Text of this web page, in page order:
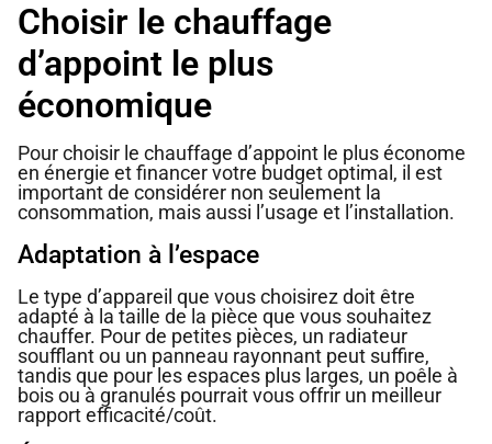
Choisir le chauffage
d’appoint le plus
économique
Pour choisir le chauffage d’appoint le plus économe
en énergie et financer votre budget optimal, il est
important de considérer non seulement la
consommation, mais aussi l’usage et l’installation.
Adaptation à l’espace
Le type d’appareil que vous choisirez doit être
adapté à la taille de la pièce que vous souhaitez
chauffer. Pour de petites pièces, un radiateur
soufflant ou un panneau rayonnant peut suffire,
tandis que pour les espaces plus larges, un poêle à
bois ou à granulés pourrait vous offrir un meilleur
rapport efficacité/coût.